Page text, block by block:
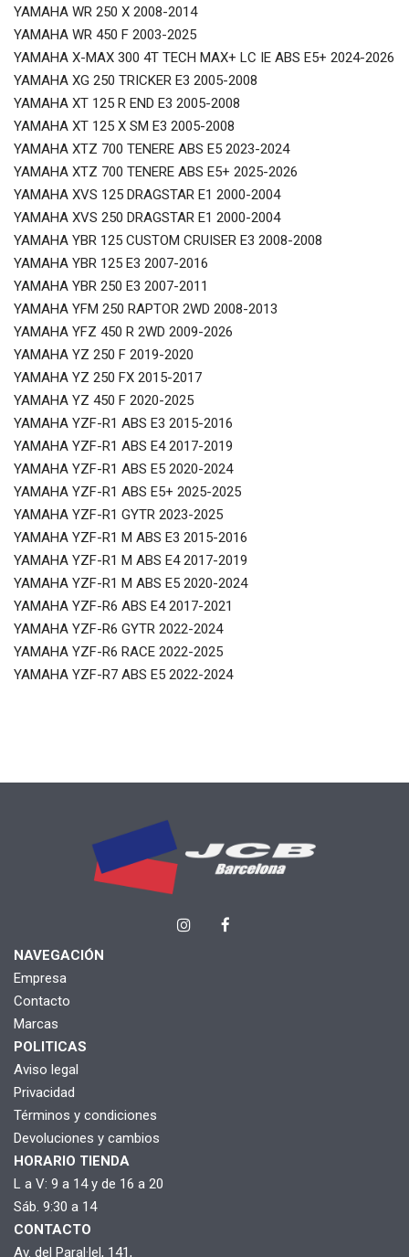
YAMAHA WR 250 X 2008-2014
YAMAHA WR 450 F 2003-2025
YAMAHA X-MAX 300 4T TECH MAX+ LC IE ABS E5+ 2024-2026
YAMAHA XG 250 TRICKER E3 2005-2008
YAMAHA XT 125 R END E3 2005-2008
YAMAHA XT 125 X SM E3 2005-2008
YAMAHA XTZ 700 TENERE ABS E5 2023-2024
YAMAHA XTZ 700 TENERE ABS E5+ 2025-2026
YAMAHA XVS 125 DRAGSTAR E1 2000-2004
YAMAHA XVS 250 DRAGSTAR E1 2000-2004
YAMAHA YBR 125 CUSTOM CRUISER E3 2008-2008
YAMAHA YBR 125 E3 2007-2016
YAMAHA YBR 250 E3 2007-2011
YAMAHA YFM 250 RAPTOR 2WD 2008-2013
YAMAHA YFZ 450 R 2WD 2009-2026
YAMAHA YZ 250 F 2019-2020
YAMAHA YZ 250 FX 2015-2017
YAMAHA YZ 450 F 2020-2025
YAMAHA YZF-R1 ABS E3 2015-2016
YAMAHA YZF-R1 ABS E4 2017-2019
YAMAHA YZF-R1 ABS E5 2020-2024
YAMAHA YZF-R1 ABS E5+ 2025-2025
YAMAHA YZF-R1 GYTR 2023-2025
YAMAHA YZF-R1 M ABS E3 2015-2016
YAMAHA YZF-R1 M ABS E4 2017-2019
YAMAHA YZF-R1 M ABS E5 2020-2024
YAMAHA YZF-R6 ABS E4 2017-2021
YAMAHA YZF-R6 GYTR 2022-2024
YAMAHA YZF-R6 RACE 2022-2025
YAMAHA YZF-R7 ABS E5 2022-2024
NAVEGACIÓN
Empresa
Contacto
Marcas
POLITICAS
Aviso legal
Privacidad
Términos y condiciones
Devoluciones y cambios
HORARIO TIENDA
L a V: 9 a 14 y de 16 a 20
Sáb. 9:30 a 14
CONTACTO
Av. del Paral·lel, 141,